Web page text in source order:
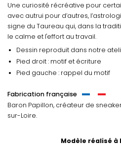
Une curiosité récréative pour
avec autrui pour d’autres,
signe du Taureau qui, dans la
le calme et l'effort au travail.
Dessin reproduit dans notre
Pied droit : motif et écriture
Pied gauche : rappel du motif
Fabrication française
Baron Papillon, créateur de
sur-Loire.
Modèle réalisé à